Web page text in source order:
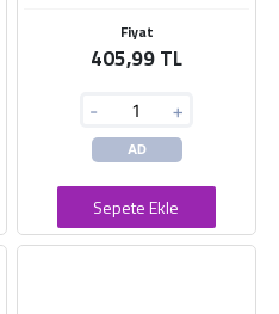
Fiyat
405,99 TL
- +
AD
Sepete Ekle